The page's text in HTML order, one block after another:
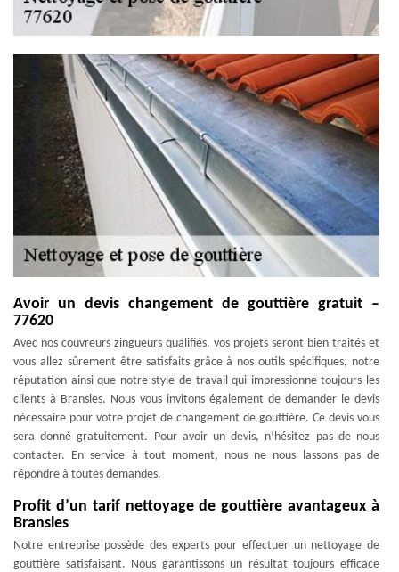
Avoir un devis changement de gouttière gratuit –
77620
Avec nos couvreurs zingueurs qualifiés, vos projets seront bien traités et
vous allez sûrement être satisfaits grâce à nos outils spécifiques, notre
réputation ainsi que notre style de travail qui impressionne toujours les
clients à Bransles. Nous vous invitons également de demander le devis
nécessaire pour votre projet de changement de gouttière. Ce devis vous
sera donné gratuitement. Pour avoir un devis, n’hésitez pas de nous
contacter. En service à tout moment, nous ne nous lassons pas de
répondre à toutes demandes.
Profit d’un tarif nettoyage de gouttière avantageux à
Bransles
Notre entreprise possède des experts pour effectuer un nettoyage de
gouttière satisfaisant. Nous garantissons un résultat toujours efficace